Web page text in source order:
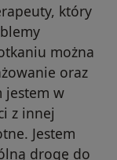
który
można
oraz
jestem w
z innej
Jestem
drogę do